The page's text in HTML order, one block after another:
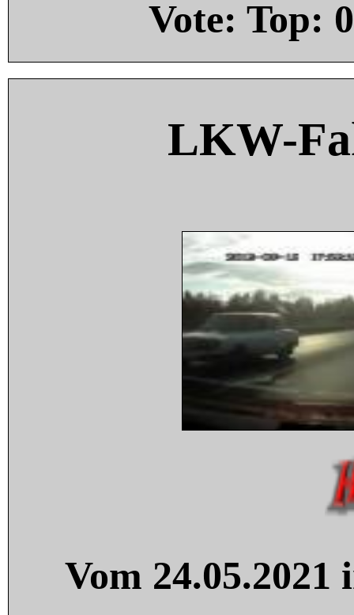
Vote: Top: 0
LKW-
Vom